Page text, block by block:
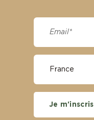
Je m'inscris